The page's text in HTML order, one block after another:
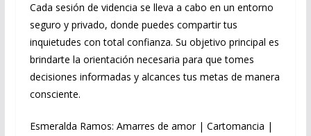
Cada sesión de videncia se lleva a cabo en un entorno
seguro y privado, donde puedes compartir tus
inquietudes con total confianza. Su objetivo principal es
brindarte la orientación necesaria para que tomes
decisiones informadas y alcances tus metas de manera
consciente.
Esmeralda Ramos: Amarres de amor | Cartomancia |